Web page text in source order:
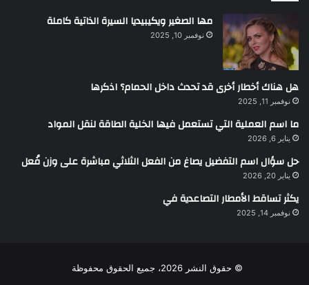
مها الصغير ويكيبيديا السيرة الذاتية كاملة
نوفمبر 10, 2025
هل هناك أخطار أخرى قد تحدث داخل الحمام؟ اذكرها
نوفمبر 11, 2025
ما اسم العملية التي تستعمل فيها الخلية الطاقة لنقل المواد
يناير 6, 2026
حل سؤال اسم التفضيل يصاغ من الفعل الثلاثي مباشرة على وزن فُعل
يناير 20, 2026
يكثر تساقط الأمطار التصاعدية في
نوفمبر 14, 2025
© حقوق النشر 2026، جميع الحقوق محفوظة